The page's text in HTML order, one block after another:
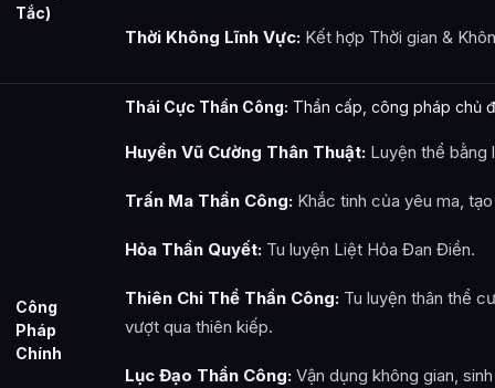
Tắc)
Thời Không Lĩnh Vực: Kết hợp Thời gian &
Công
Pháp
Chính
Thái Cực Thần Công: Thần cấp, công pháp chủ
Huyền Vũ Cường Thân Thuật: Luyện thể bằng
Trấn Ma Thần Công: Khắc tinh của yêu ma,
Hỏa Thần Quyết: Tu luyện Liệt Hỏa Đan Điền.
Thiên Chi Thể Thần Công: Tu luyện thân thể
vượt qua thiên kiếp.
Lục Đạo Thần Công: Vận dụng không gian,